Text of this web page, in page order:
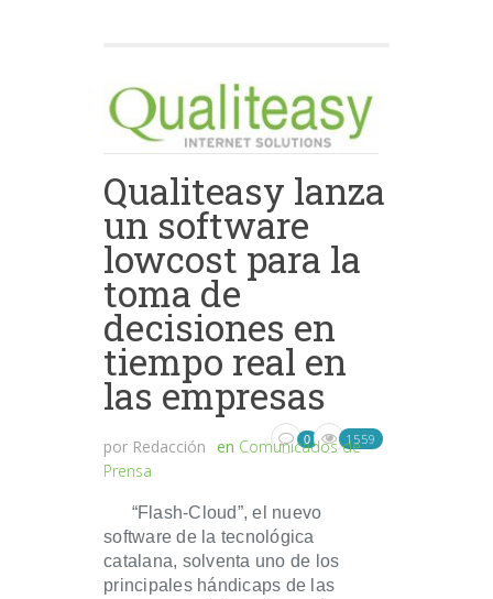
Qualiteasy lanza
un software
lowcost para la
toma de
decisiones en
tiempo real en
las empresas
por Redacción en Comunicados de
Prensa
0 1559
“Flash-Cloud”, el nuevo
software de la tecnológica
catalana, solventa uno de los
principales hándicaps de las